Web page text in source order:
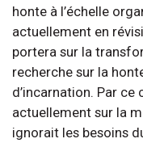
honte à l’échelle
actuellement en
portera sur la
recherche sur la
d’incarnation. Par ce
actuellement sur la
ignorait les besoins